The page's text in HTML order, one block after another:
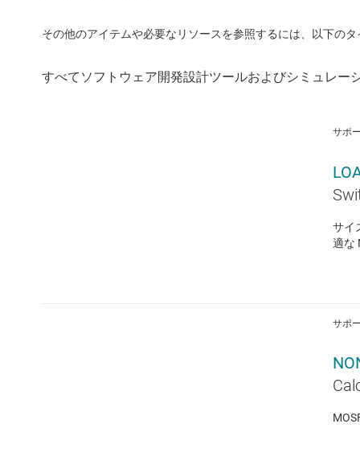
その他のアイテムや必要なリソースを参照するには、以下の
サポ
サイ
適な
サポ